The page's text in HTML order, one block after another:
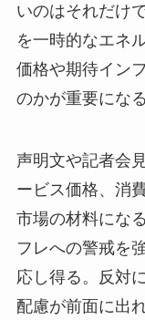
いのはそれだけ
を一時的なエネ
価格や期待イン
のかが重要になる
声明文や記者会
ービス価格、消
市場の材料にな
フレへの警戒を
応し得る。反対
配慮が前面に出